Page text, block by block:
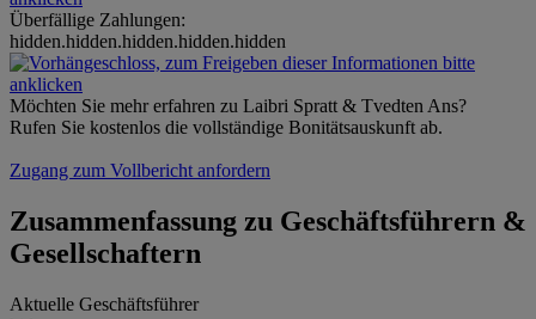
Überfällige Zahlungen:
hidden.hidden.hidden.hidden.hidden
Möchten Sie mehr erfahren zu Laibri Spratt & Tvedten Ans?
Rufen Sie kostenlos die vollständige Bonitätsauskunft ab.
Zugang zum Vollbericht anfordern
Zusammenfassung zu Geschäftsführern &
Gesellschaftern
Aktuelle Geschäftsführer